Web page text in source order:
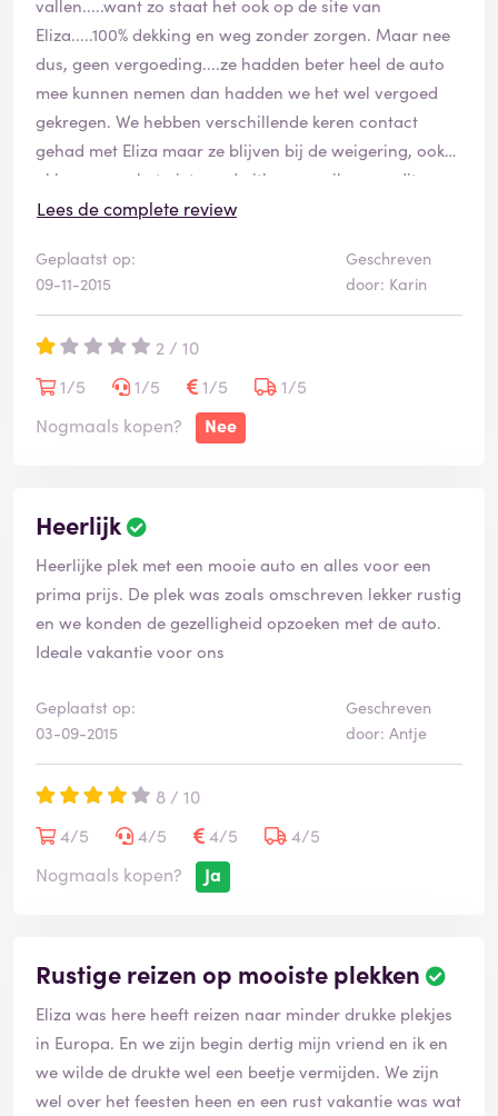
vallen.....want zo staat het ook op de site van
Eliza.....100% dekking en weg zonder zorgen. Maar nee
dus, geen vergoeding....ze hadden beter heel de auto
mee kunnen nemen dan hadden we het wel vergoed
gekregen. We hebben verschillende keren contact
gehad met Eliza maar ze blijven bij de weigering, ook
al kunnen ze het niet goed uitleggen....ik noem dit
MISLEIDING!!!! Ik ga dus nooit meer mee met Eliza. Laat
Eliza.
Lees de complete review
Geplaatst op:
09-11-2015
Geschreven
door: Karin
2 / 10
1/5
1/5 1/5
1/5
Nogmaals kopen?
Nee
Heerlijk
Heerlijke plek met een mooie auto en alles voor een
prima prijs. De plek was zoals omschreven lekker rustig
en we konden de gezelligheid opzoeken met de auto.
Ideale vakantie voor ons
Geplaatst op:
03-09-2015
Geschreven
door: Antje
8 / 10
4/5
4/5 4/5
4/5
Nogmaals kopen?
Ja
Rustige reizen op mooiste plekken
Eliza was here heeft reizen naar minder drukke plekjes
in Europa. En we zijn begin dertig mijn vriend en ik en
we wilde de drukte wel een beetje vermijden. We zijn
wel over het feesten heen en een rust vakantie was wat